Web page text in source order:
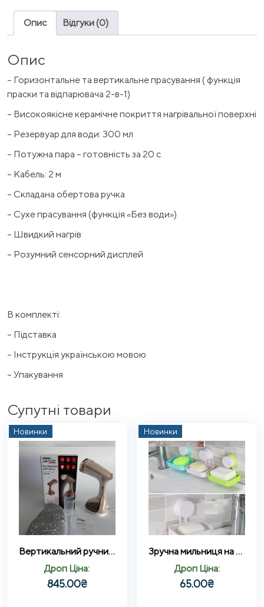
Опис Відгуки (0)
Опис
– Горизонтальне та вертикальне прасування ( функція
праски та відпарювача 2-в-1)
– Високоякісне керамічне покриття нагрівальної поверхні
– Резервуар для води: 300 мл
– Потужна пара – готовність за 20 с
– Кабель: 2 м
– Складана обертова ручка
– Сухе прасування (функція «Без води»)
– Швидкий нагрів
– Розумний сенсорний дисплей
В комплекті:
– Підставка
– Інструкція українською мовою
– Упакування
Супутні товари
Новинки
Вертикальний ручний відпарювач для одягу Zepline ZP-210 з сенсорним управлінням в комплекті з рукавичкою Бежевий
Дроп Ціна:
845.00₴
Новинки
Зручна мильниця на присосці Soap Box Multifunctional 1 шт (WO-17)
Дроп Ціна:
65.00₴